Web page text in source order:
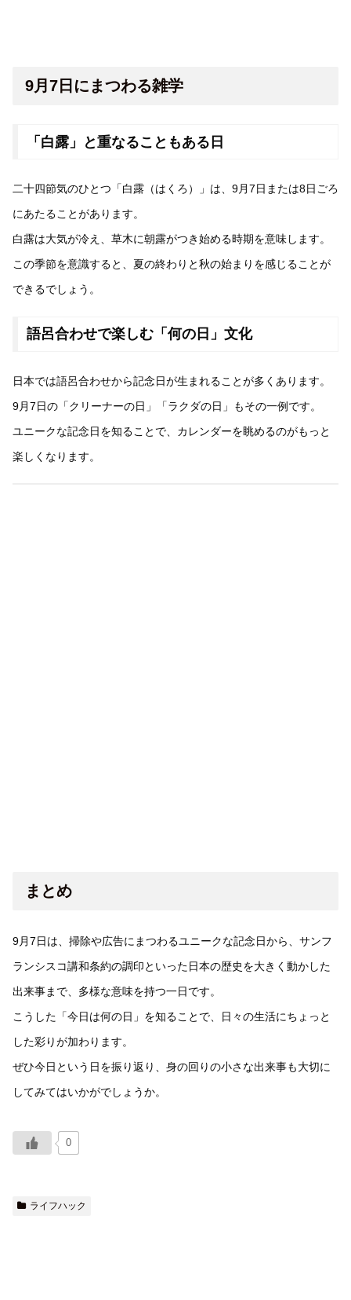
9月7日にまつわる雑学
「白露」と重なることもある日
二十四節気のひとつ「白露（はくろ）」は、9月7日または8日ごろ
にあたることがあります。
白露は大気が冷え、草木に朝露がつき始める時期を意味します。
この季節を意識すると、夏の終わりと秋の始まりを感じることが
できるでしょう。
語呂合わせで楽しむ「何の日」文化
日本では語呂合わせから記念日が生まれることが多くあります。
9月7日の「クリーナーの日」「ラクダの日」もその一例です。
ユニークな記念日を知ることで、カレンダーを眺めるのがもっと
楽しくなります。
まとめ
9月7日は、掃除や広告にまつわるユニークな記念日から、サンフ
ランシスコ講和条約の調印といった日本の歴史を大きく動かした
出来事まで、多様な意味を持つ一日です。
こうした「今日は何の日」を知ることで、日々の生活にちょっと
した彩りが加わります。
ぜひ今日という日を振り返り、身の回りの小さな出来事も大切に
してみてはいかがでしょうか。
0
ライフハック